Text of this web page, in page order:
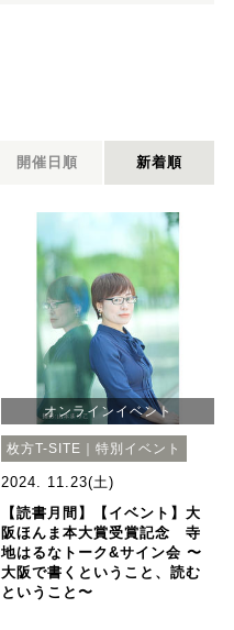
開催日順 新着順
オンラインイベント
枚方T-SITE｜特別イベント
2024. 11.23(土)
【読書月間】【イベント】大
阪ほんま本大賞受賞記念 寺
地はるなトーク&サイン会 〜
大阪で書くということ、読む
ということ〜